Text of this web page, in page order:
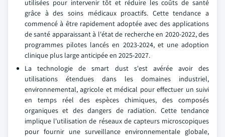
utilisées pour intervenir tôt et réduire les coûts de santé
grâce à des soins médicaux proactifs. Cette tendance a
commencé à être rapidement adoptée avec des applications
de santé apparaissant à l'état de recherche en 2020-2022, des
programmes pilotes lancés en 2023-2024, et une adoption
clinique plus large anticipée en 2025-2027.
La technologie de smart dust s'est avérée avoir des
utilisations étendues dans les domaines industriel,
environnemental, agricole et médical pour effectuer un suivi
en temps réel des espèces chimiques, des composés
organiques et des dangers de radiation. Cette tendance
implique l'utilisation de réseaux de capteurs microscopiques
pour fournir une surveillance environnementale globale,